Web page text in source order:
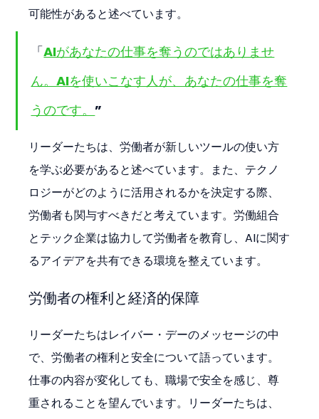
可能性があると述べています。
「AIがあなたの仕事を奪うのではありませ
ん。AIを使いこなす人が、あなたの仕事を奪
うのです。 ”
リーダーたちは、労働者が新しいツールの使い方
を学ぶ必要があると述べています。また、テクノ
ロジーがどのように活用されるかを決定する際、
労働者も関与すべきだと考えています。労働組合
とテック企業は協力して労働者を教育し、AIに関す
るアイデアを共有できる環境を整えています。
労働者の権利と経済的保障
リーダーたちはレイバー・デーのメッセージの中
で、労働者の権利と安全について語っています。
仕事の内容が変化しても、職場で安全を感じ、尊
重されることを望んでいます。リーダーたちは、